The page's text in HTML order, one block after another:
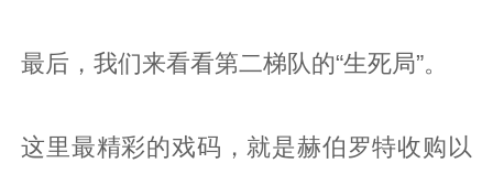
最后，我们来看看第二梯队的“生死局”。
这里最精彩的戏码，就是赫伯罗特收购以